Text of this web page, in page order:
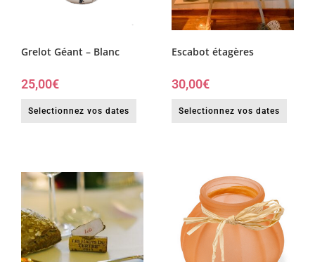
Grelot Géant – Blanc
25,00€
Selectionnez vos dates
Escabot étagères
30,00€
Selectionnez vos dates